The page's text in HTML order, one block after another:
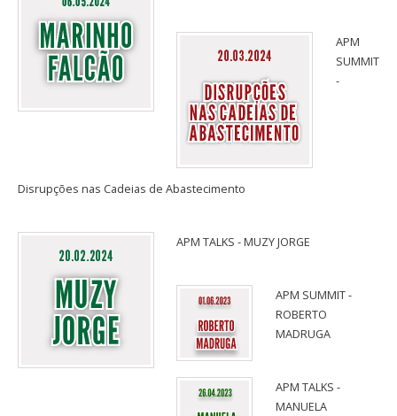
APM
SUMMIT
-
Disrupções nas Cadeias de Abastecimento
APM TALKS - MUZY JORGE
APM SUMMIT -
ROBERTO
MADRUGA
APM TALKS -
MANUELA